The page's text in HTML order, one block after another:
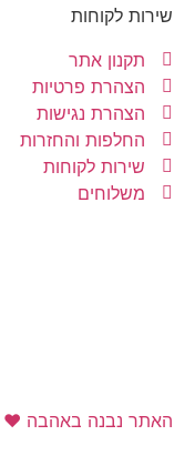
שירות לקוחות
תקנון אתר
הצהרת פרטיות
הצהרת נגישות
החלפות והחזרות
שירות לקוחות
משלוחים
האתר נבנה באהבה ❤